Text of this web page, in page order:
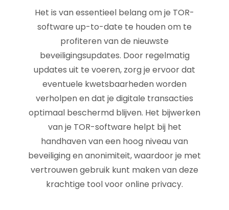
Het is van essentieel belang om je TOR-
software up-to-date te houden om te
profiteren van de nieuwste
beveiligingsupdates. Door regelmatig
updates uit te voeren, zorg je ervoor dat
eventuele kwetsbaarheden worden
verholpen en dat je digitale transacties
optimaal beschermd blijven. Het bijwerken
van je TOR-software helpt bij het
handhaven van een hoog niveau van
beveiliging en anonimiteit, waardoor je met
vertrouwen gebruik kunt maken van deze
krachtige tool voor online privacy.